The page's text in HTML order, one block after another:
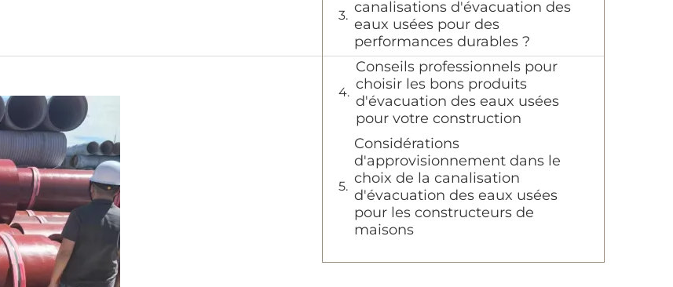
canalisations d'évacuation des
eaux usées pour des
performances durables ?
Conseils professionnels pour
choisir les bons produits
d'évacuation des eaux usées
pour votre construction
Considérations
d'approvisionnement dans le
choix de la canalisation
d'évacuation des eaux usées
pour les constructeurs de
maisons